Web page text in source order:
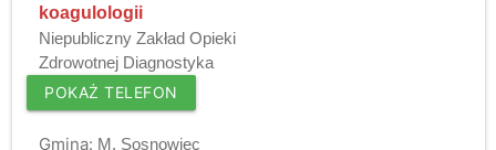
koagulologii
Niepubliczny Zakład Opieki
Zdrowotnej Diagnostyka
POKAŻ TELEFON
Gmina: M. Sosnowiec